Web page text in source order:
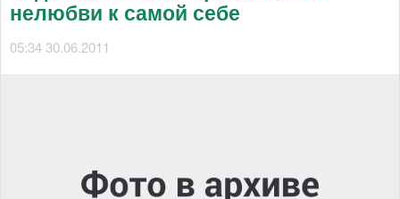
нелюбви к самой себе
05:34 30.06.2011